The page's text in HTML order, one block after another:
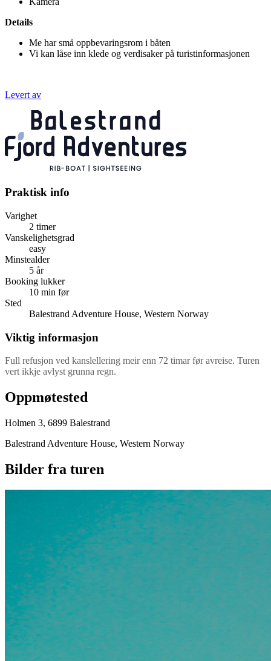
Details
Me har små oppbevaringsrom i båten
Vi kan låse inn klede og verdisaker på turistinformasjonen
Levert av
Praktisk info
Varighet
2 timer
Vanskelighetsgrad
easy
Minstealder
5 år
Booking lukker
10 min før
Sted
Balestrand Adventure House, Western Norway
Viktig informasjon
Full refusjon ved kanslellering meir enn 72 timar før avreise. Turen
vert ikkje avlyst grunna regn.
Oppmøtested
Holmen 3, 6899 Balestrand
Balestrand Adventure House, Western Norway
Bilder fra turen